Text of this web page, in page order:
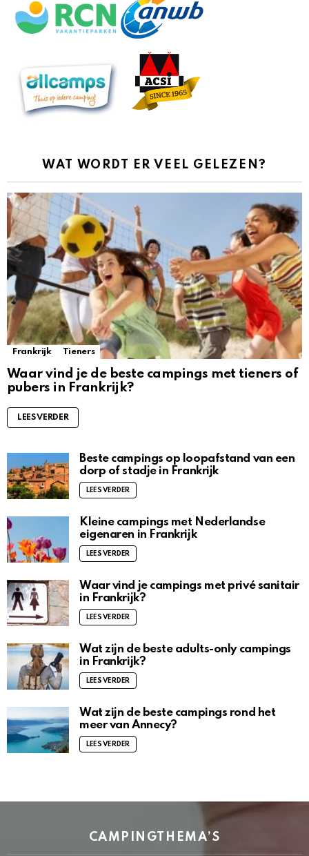
WAT WORDT ER VEEL GELEZEN?
Frankrijk Tieners
Waar vind je de beste campings met tieners of
pubers in Frankrijk?
LEES VERDER
Beste campings op loopafstand van een
dorp of stadje in Frankrijk
LEES VERDER
Kleine campings met Nederlandse
eigenaren in Frankrijk
LEES VERDER
Waar vind je campings met privé sanitair
in Frankrijk?
LEES VERDER
Wat zijn de beste adults-only campings
in Frankrijk?
LEES VERDER
Wat zijn de beste campings rond het
meer van Annecy?
LEES VERDER
CAMPINGTHEMA’S